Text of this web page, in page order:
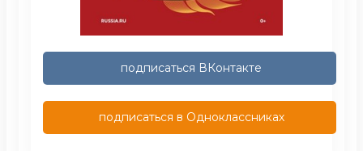
подписаться ВКонтакте
подписаться в Одноклассниках